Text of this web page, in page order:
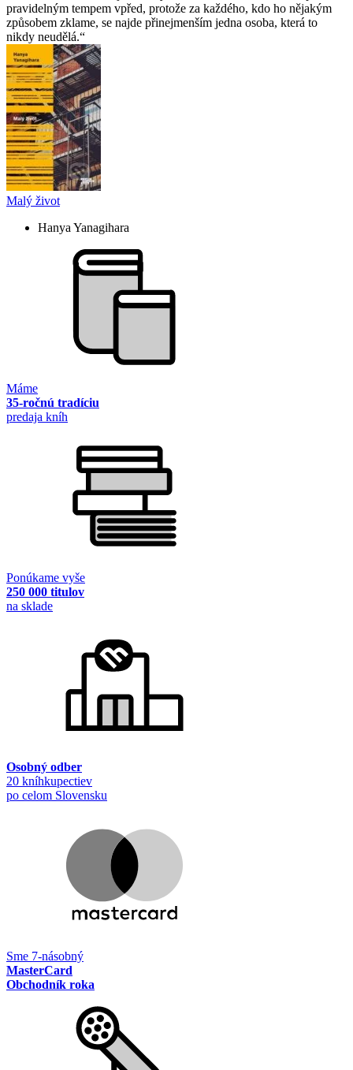
pravidelným tempem vpřed, protože za každého, kdo ho nějakým
způsobem zklame, se najde přinejmenším jedna osoba, která to
nikdy neudělá.
Malý život
Hanya Yanagihara
Máme
35-ročnú tradíciu
predaja kníh
Ponúkame vyše
250 000 titulov
na sklade
Osobný odber
20 kníhkupectiev
po celom Slovensku
Sme 7-násobný
MasterCard
Obchodník roka